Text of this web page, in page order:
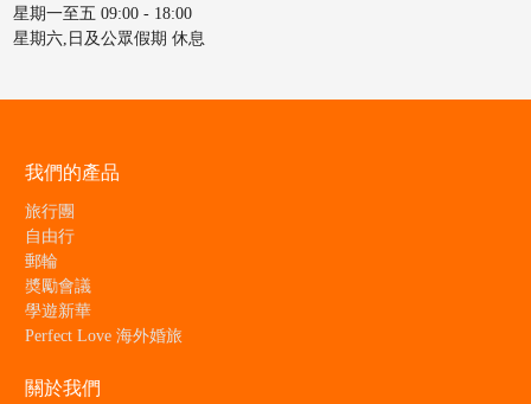
星期一至五 09:00 - 18:00
星期六,日及公眾假期 休息
我們的產品
旅行團
自由行
郵輪
奬勵會議
學遊新華
Perfect Love 海外婚旅
關於我們